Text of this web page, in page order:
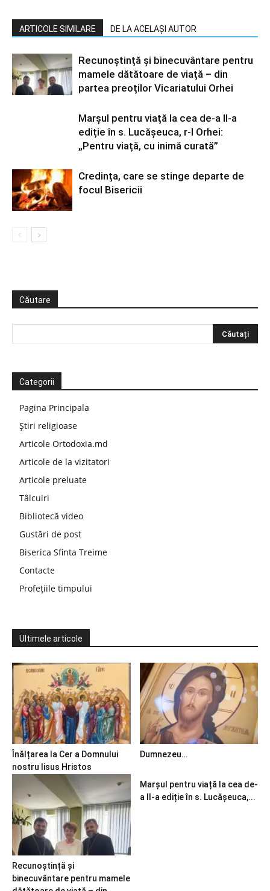
ARTICOLE SIMILARE DE LA ACELAȘI AUTOR
Recunoștință și binecuvântare pentru
mamele dătătoare de viață – din
partea preoților Vicariatului Orhei
Marșul pentru viață la cea de-a II-a
ediție în s. Lucășeuca, r-l Orhei:
„Pentru viață, cu inimă curată”
Credința, care se stinge departe de
focul Bisericii
Căutare
Categorii
Pagina Principala
Știri religioase
Articole Ortodoxia.md
Articole de la vizitatori
Articole preluate
Tâlcuiri
Bibliotecă video
Gustări de post
Biserica Sfinta Treime
Contacte
Profețiile timpului
Ultimele articole
Înălțarea la Cer a Domnului
nostru Iisus Hristos
Dumnezeu…
Recunoștință și
binecuvântare pentru mamele
Marșul pentru viață la cea de-
a II-a ediție în s. Lucășeuca,...